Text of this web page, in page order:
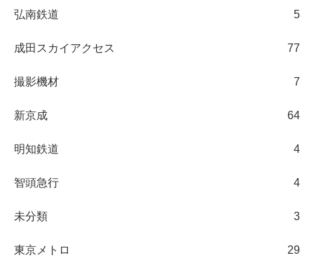
弘南鉄道 5
成田スカイアクセス 77
撮影機材 7
新京成 64
明知鉄道 4
智頭急行 4
未分類 3
東京メトロ 29